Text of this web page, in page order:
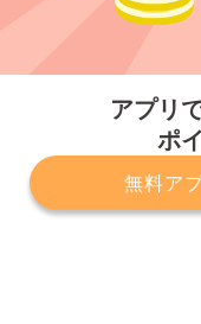
アプリ
ポ
無料ア
プライバシー
サービスに関して